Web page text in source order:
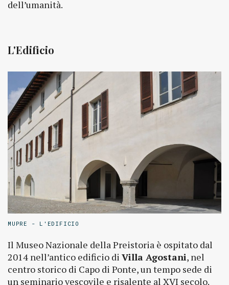
dell’umanità.
L'Edificio
MUPRE - L'EDIFICIO
Il Museo Nazionale della Preistoria è ospitato dal
2014 nell’antico edificio di Villa Agostani, nel
centro storico di Capo di Ponte, un tempo sede di
un seminario vescovile e risalente al XVI secolo.